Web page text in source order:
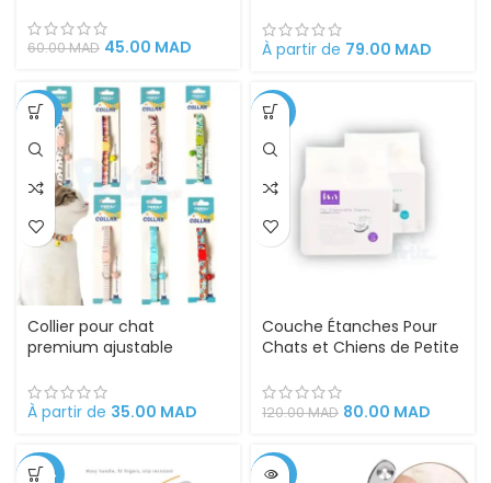
60.00MAD 45.00 MAD
Lumineux pour
Stimulation et Activité
À partir de 79.00 MAD
-30%
Collier pour chat
premium ajustable
À partir de 35.00 MAD
-33%
Couche Étanches Pour
Chats et Chiens de Petite
Tissé Confortable – Taille
S-Femelle
120.00MAD 80.00 MAD
-47% -36%